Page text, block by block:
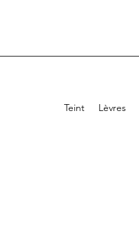
Teint Lèvres